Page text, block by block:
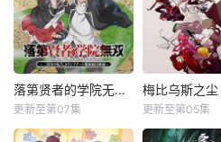
落第贤者的学院无双第二回转生，S等级作弊魔术师冒险记
更新至第07集
梅比乌斯之尘
更新至第05集